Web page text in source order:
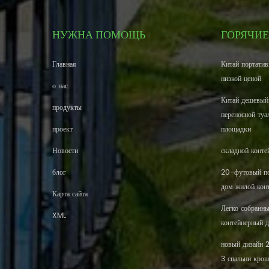
НУЖНА ПОМОЩЬ
Главная
о нас
продукты
проект
Новости
блог
Карта сайта
XML
Китай
низкой ценой
Китай
переносной
площадки
складной
20-футовый
дом жилой
Легко
контейнерный
новый дизайн
3 спальни